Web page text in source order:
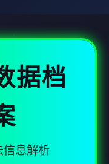
据档
信息解析